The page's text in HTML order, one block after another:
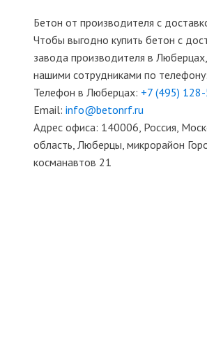
Бетон от производителя с
Чтобы выгодно купить бетон с
завода производителя в
нашими сотрудниками по телефону:
Телефон в Люберцах: +7 (495)
Email: info@betonrf.ru
Адрес офиса: 140006, Россия,
область, Люберцы, микрорайон
косманавтов 21